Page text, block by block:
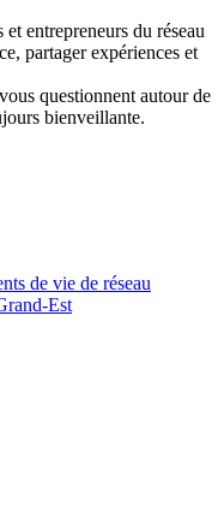
entrepreneurs du réseau
partager expériences et
questionnent autour de
bienveillante.
de vie de réseau
Est